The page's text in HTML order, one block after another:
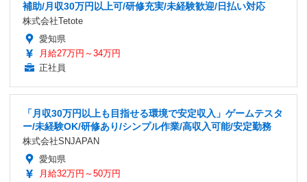
補助/月収30万円以上可/研修充実/未経験歓迎/日払い対応
株式会社Tetote
愛知県
月給27万円～34万円
正社員
「月収30万円以上も目指せる環境で安定収入」ゲームテスタ
ー/未経験OK/研修あり/シンプル作業/高収入可能/安定勤務
株式会社SNJAPAN
愛知県
月給32万円～50万円